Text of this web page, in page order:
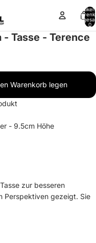
Artikel
0
Tasse - Terence
Warenkorb legen
- 9.5cm Höhe
zur besseren
Perspektiven gezeigt. Sie